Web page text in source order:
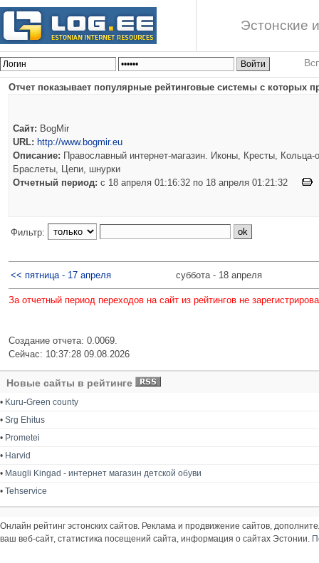
Эстонские
Отчет показывает популярные рейтинговые системы с которых
Сайт: BogMir
URL: http://www.bogmir.eu
Описание: Православный интернет-магазин. Иконы, Кресты, Кольца-
Браслеты, Цепи, шнурки
Отчетный период: c 18 апреля 01:16:32 по 18 апреля 01:21:32
Фильтр:
<< пятница - 17 апреля суббота - 18 апреля
За отчетный период переходов на сайт из рейтингов не
Создание отчета: 0.0069.
Сейчас: 10:37:28 09.08.2026
Новые сайты в рейтинге
• Kuru-Green county
• Srg Ehitus
• Prometei
• Harvid
• Maugli Kingad - интернет магазин детской обуви
• Tehservice
Онлайн рейтинг эстонских сайтов. Реклама и продвижение сайтов,
ваш веб-сайт, статистика посещений сайта, информация о сайтах Эстонии.